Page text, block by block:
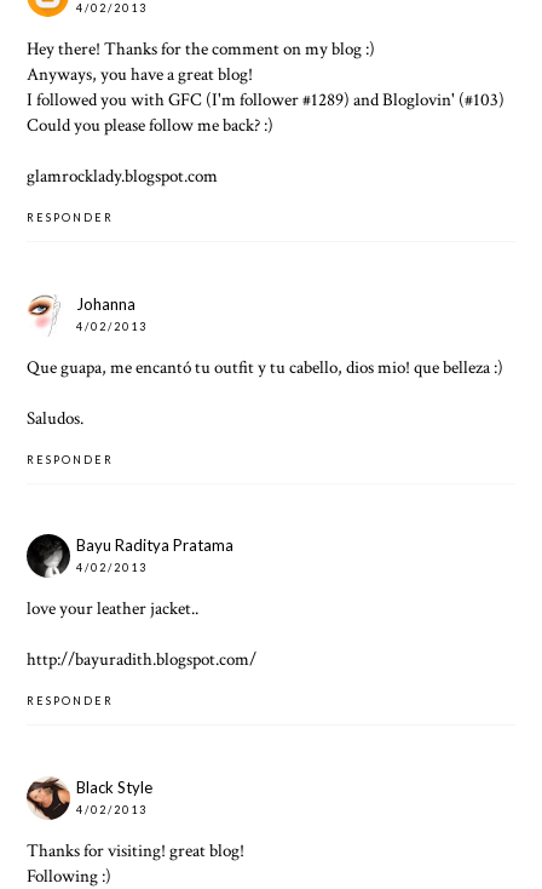
4/02/2013
Hey there! Thanks for the comment on my blog :)
Anyways, you have a great blog!
I followed you with GFC (I'm follower #1289) and Bloglovin' (#103)
Could you please follow me back? :)
glamrocklady.blogspot.com
RESPONDER
Johanna
4/02/2013
Que guapa, me encantó tu outfit y tu cabello, dios mio! que belleza :)
Saludos.
RESPONDER
Bayu Raditya Pratama
4/02/2013
love your leather jacket..
http://bayuradith.blogspot.com/
RESPONDER
Black Style
4/02/2013
Thanks for visiting! great blog!
Following :)